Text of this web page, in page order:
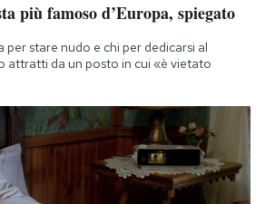
più famoso d’Europa, spiegato
per stare nudo e chi per dedicarsi al
attratti da un posto in cui «è vietato